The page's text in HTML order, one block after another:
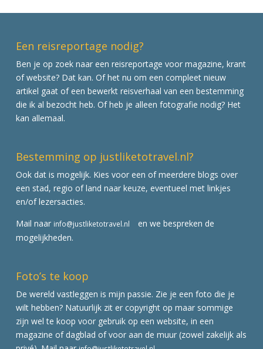
Een reisreportage nodig?
Ben je op zoek naar een reisreportage voor magazine, krant
of website? Dat kan. Of het nu om een compleet nieuw
artikel gaat of een bewerkt reisverhaal van een bestemming
die ik al bezocht heb. Of heb je alleen fotografie nodig? Het
kan allemaal.
Bestemming op justliketotravel.nl?
Ook dat is mogelijk. Kies voor een of meerdere blogs over
een stad, regio of land naar keuze, eventueel met linkjes
en/of lezersacties.
Mail naar info@justliketotravel.nl
en we bespreken de
mogelijkheden.
Foto’s te koop
De wereld vastleggen is mijn passie. Zie je een foto die je
wilt hebben? Natuurlijk zit er copyright op maar sommige
zijn wel te koop voor gebruik op een website, in een
magazine of dagblad of voor aan de muur (zowel zakelijk als